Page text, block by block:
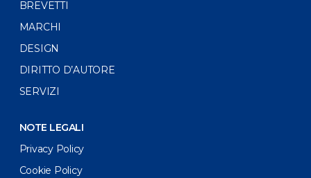
BREVETTI
MARCHI
DESIGN
DIRITTO D’AUTORE
SERVIZI
NOTE LEGALI
Privacy Policy
Cookie Policy